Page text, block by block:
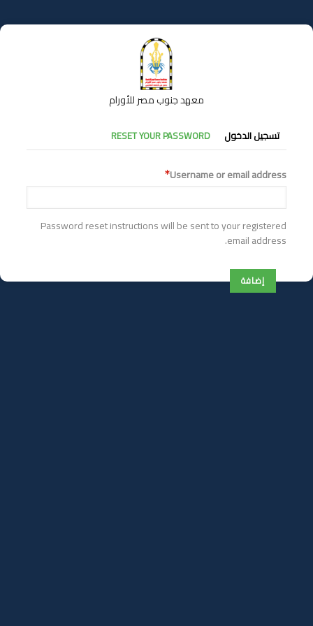
إلى
المحتوى
معهد جنوب مصر للأورام
التبويبات
الأساسية
تسجيل الدخول RESET YOUR PASSWORD
Username or email address
Password reset instructions will be sent to your registered
email address.